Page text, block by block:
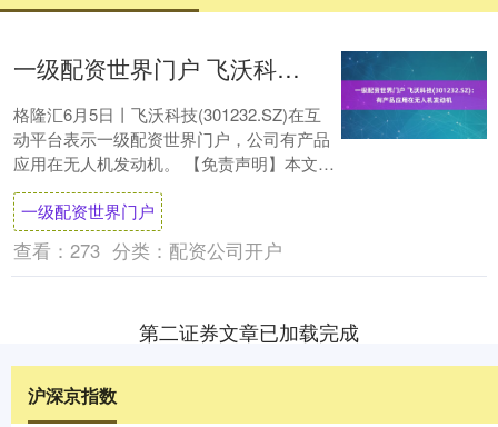
一级配资世界门户 飞沃科技(301232.SZ)：有产品应用在无人机发动机
格隆汇6月5日丨飞沃科技(301232.SZ)在互
动平台表示一级配资世界门户，公司有产品
应用在无人机发动机。 【免责声明】本文仅
代表作者本人观点，与和讯网无关。....
一级配资世界门户
查看： 273 分类： 配资公司开户
第二证券文章已加载完成
沪深京指数